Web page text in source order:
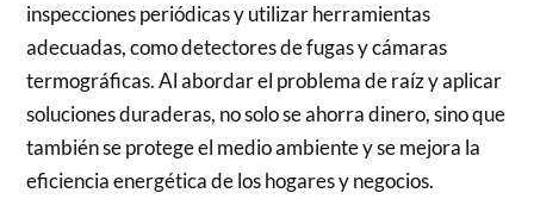
inspecciones periódicas y utilizar herramientas
adecuadas, como detectores de fugas y cámaras
termográficas. Al abordar el problema de raíz y aplicar
soluciones duraderas, no solo se ahorra dinero, sino que
también se protege el medio ambiente y se mejora la
eficiencia energética de los hogares y negocios.